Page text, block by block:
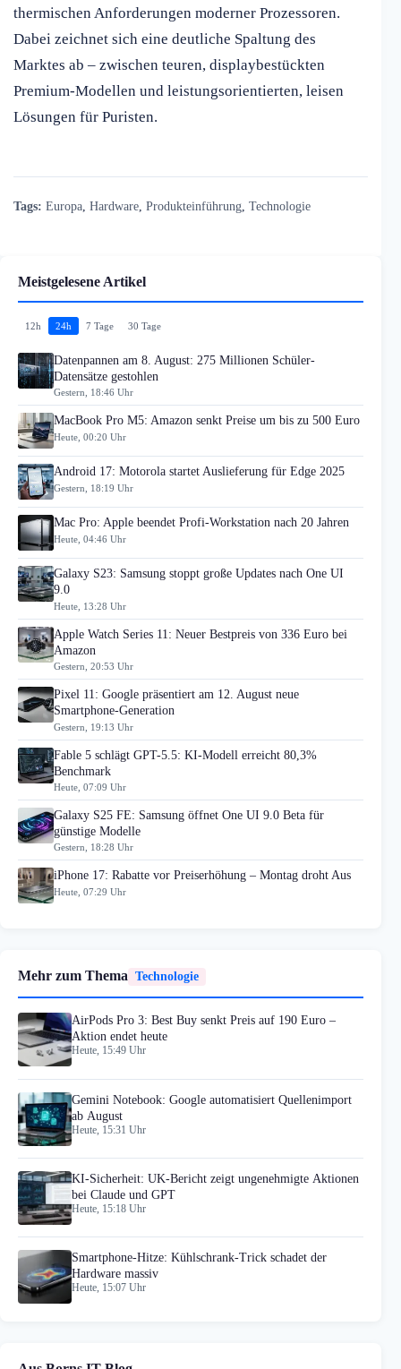
thermischen Anforderungen moderner Prozessoren.
Dabei zeichnet sich eine deutliche Spaltung des
Marktes ab – zwischen teuren, displaybestückten
Premium-Modellen und leistungsorientierten, leisen
Lösungen für Puristen.
Tags: Europa Hardware Produkteinführung Technologie
Meistgelesene Artikel
12h 24h 7 Tage 30 Tage
Datenpannen am 8. August: 275 Millionen Schüler-
Datensätze gestohlen
Gestern, 18:46 Uhr
MacBook Pro M5: Amazon senkt Preise um bis zu 500 Euro
Heute, 00:20 Uhr
Android 17: Motorola startet Auslieferung für Edge 2025
Gestern, 18:19 Uhr
Mac Pro: Apple beendet Profi-Workstation nach 20 Jahren
Heute, 04:46 Uhr
Galaxy S23: Samsung stoppt große Updates nach One UI
9.0
Heute, 13:28 Uhr
Apple Watch Series 11: Neuer Bestpreis von 336 Euro bei
Amazon
Gestern, 20:53 Uhr
Pixel 11: Google präsentiert am 12. August neue
Smartphone-Generation
Gestern, 19:13 Uhr
Fable 5 schlägt GPT-5.5: KI-Modell erreicht 80,3%
Benchmark
Heute, 07:09 Uhr
Galaxy S25 FE: Samsung öffnet One UI 9.0 Beta für
günstige Modelle
Gestern, 18:28 Uhr
iPhone 17: Rabatte vor Preiserhöhung – Montag droht Aus
Heute, 07:29 Uhr
Mehr zum Thema Technologie
AirPods Pro 3: Best Buy senkt Preis auf 190 Euro –
Aktion endet heute
Heute, 15:49 Uhr
Gemini Notebook: Google automatisiert Quellenimport
ab August
Heute, 15:31 Uhr
KI-Sicherheit: UK-Bericht zeigt ungenehmigte Aktionen
bei Claude und GPT
Heute, 15:18 Uhr
Smartphone-Hitze: Kühlschrank-Trick schadet der
Hardware massiv
Heute, 15:07 Uhr